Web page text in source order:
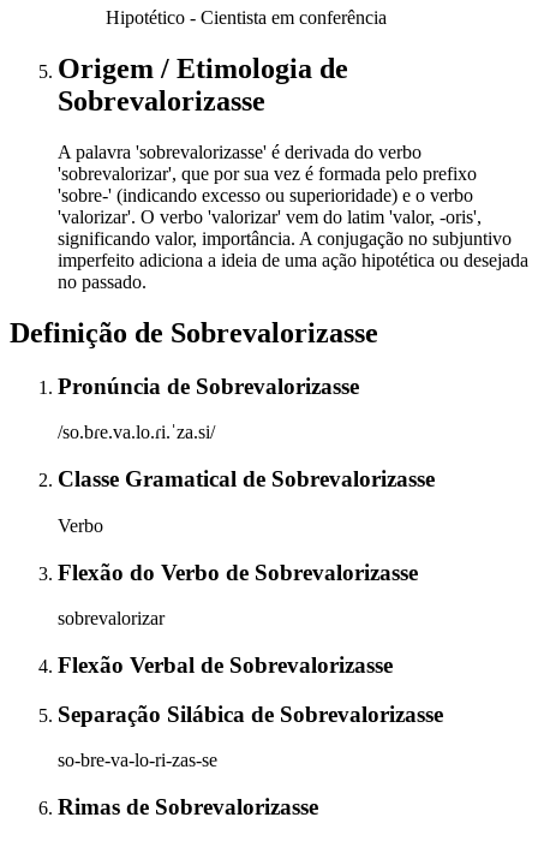
Hipotético - Cientista em conferência
Origem / Etimologia de
Sobrevalorizasse
A palavra 'sobrevalorizasse' é derivada do verbo
'sobrevalorizar', que por sua vez é formada pelo prefixo
'sobre-' (indicando excesso ou superioridade) e o verbo
'valorizar'. O verbo 'valorizar' vem do latim 'valor, -oris',
significando valor, importância. A conjugação no subjuntivo
imperfeito adiciona a ideia de uma ação hipotética ou desejada
no passado.
Definição de Sobrevalorizasse
Pronúncia de Sobrevalorizasse
/so.bɾe.va.lo.ɾi.ˈza.si/
Classe Gramatical de Sobrevalorizasse
Verbo
Flexão do Verbo de Sobrevalorizasse
sobrevalorizar
Flexão Verbal de Sobrevalorizasse
Separação Silábica de Sobrevalorizasse
so-bre-va-lo-ri-zas-se
Rimas de Sobrevalorizasse